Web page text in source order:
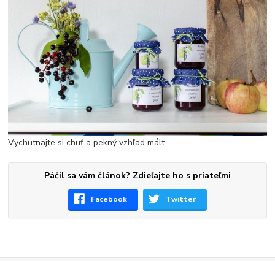
Vychutnajte si chuť a pekný vzhľad mált.
Páčil sa vám článok? Zdieľajte ho s priateľmi
Facebook Twitter